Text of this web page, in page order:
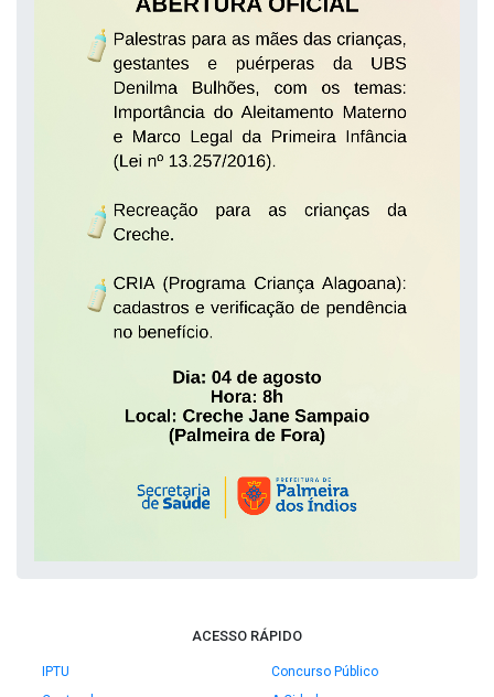
ACESSO RÁPIDO
IPTU
Concurso Público